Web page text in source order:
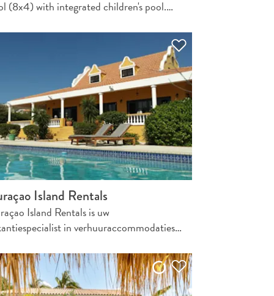
(8x4) with integrated children's pool.…
Island Rentals
Island Rentals is uw
in verhuuraccommodaties…